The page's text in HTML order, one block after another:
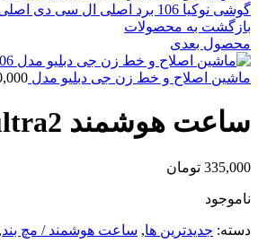
گوشی نوکیا 106 برد اصلی ال سی دی اصلی حافظه 2000مخاطب و پیامک
بازگشت به محصولات
محصول بعدی
ماشین اصلاح و خط زن جی دبلیو مدل GW-9806
ساعت هوشمند hm21 ultra2 به همراه سه بند
335,000 تومان
ناموجود
دسته: جدیدترین ها, ساعت هوشمند / مچ بند,